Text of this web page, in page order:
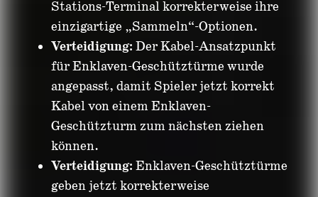
Stations-Terminal korrekterweise ihre
einzigartige „Sammeln“-Optionen.
Verteidigung: Der Kabel-Ansatzpunkt
für Enklaven-Geschütztürme wurde
angepasst, damit Spieler jetzt korrekt
Kabel von einem Enklaven-
Geschützturm zum nächsten ziehen
können.
Verteidigung: Enklaven-Geschütztürme
geben jetzt korrekterweise